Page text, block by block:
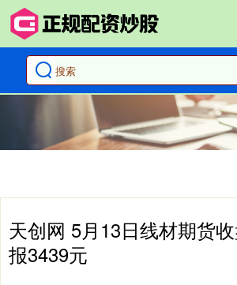
天创网 5月13日线材期货收
报3439元